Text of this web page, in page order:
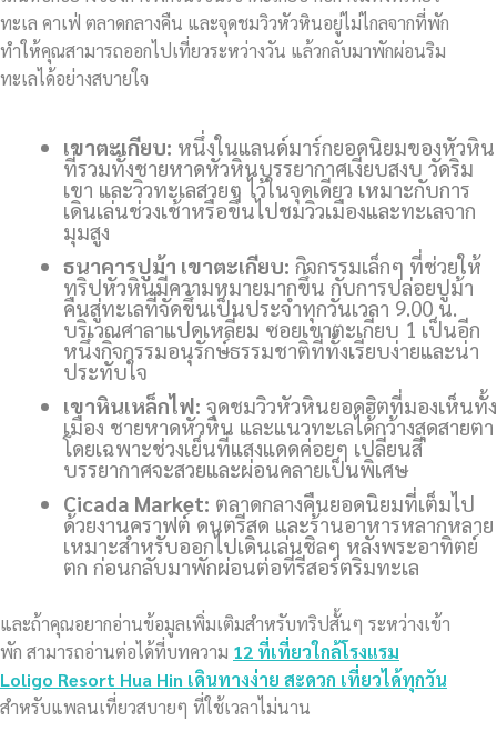
ทะเล คาเฟ่ ตลาดกลางคืน และจุดชมวิวหัวหินอยู่ไม่ไกลจากที่พัก
ทำให้คุณสามารถออกไปเที่ยวระหว่างวัน แล้วกลับมาพักผ่อนริม
ทะเลได้อย่างสบายใจ
เขาตะเกียบ: หนึ่งในแลนด์มาร์กยอดนิยมของหัวหิน
ที่รวมทั้งชายหาดหัวหินบรรยากาศเงียบสงบ วัดริม
เขา และวิวทะเลสวยๆ ไว้ในจุดเดียว เหมาะกับการ
เดินเล่นช่วงเช้าหรือขึ้นไปชมวิวเมืองและทะเลจาก
มุมสูง
ธนาคารปูม้า เขาตะเกียบ: กิจกรรมเล็กๆ ที่ช่วยให้
ทริปหัวหินมีความหมายมากขึ้น กับการปล่อยปูม้า
คืนสู่ทะเลที่จัดขึ้นเป็นประจำทุกวันเวลา 9.00 น.
บริเวณศาลาแปดเหลี่ยม ซอยเขาตะเกียบ 1 เป็นอีก
หนึ่งกิจกรรมอนุรักษ์ธรรมชาติที่ทั้งเรียบง่ายและน่า
ประทับใจ
เขาหินเหล็กไฟ: จุดชมวิวหัวหินยอดฮิตที่มองเห็นทั้ง
เมือง ชายหาดหัวหิน และแนวทะเลได้กว้างสุดสายตา
โดยเฉพาะช่วงเย็นที่แสงแดดค่อยๆ เปลี่ยนสี
บรรยากาศจะสวยและผ่อนคลายเป็นพิเศษ
Cicada Market: ตลาดกลางคืนยอดนิยมที่เต็มไป
ด้วยงานคราฟต์ ดนตรีสด และร้านอาหารหลากหลาย
เหมาะสำหรับออกไปเดินเล่นชิลๆ หลังพระอาทิตย์
ตก ก่อนกลับมาพักผ่อนต่อที่รีสอร์ตริมทะเล
และถ้าคุณอยากอ่านข้อมูลเพิ่มเติมสำหรับทริปสั้นๆ ระหว่างเข้า
พัก สามารถอ่านต่อได้ที่บทความ 12 ที่เที่ยวใกล้โรงแรม
Loligo Resort Hua Hin เดินทางง่าย สะดวก เที่ยวได้ทุกวัน
สำหรับแพลนเที่ยวสบายๆ ที่ใช้เวลาไม่นาน